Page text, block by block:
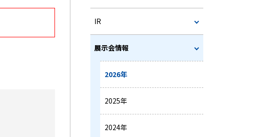
IR
展示会情報
2026年
2025年
2024年